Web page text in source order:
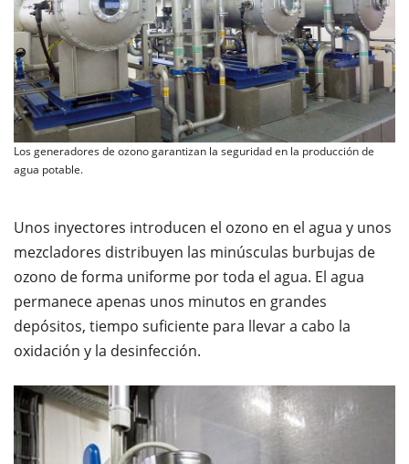
Los generadores de ozono garantizan la seguridad en la producción de
agua potable.
Unos inyectores introducen el ozono en el agua y unos
mezcladores distribuyen las minúsculas burbujas de
ozono de forma uniforme por toda el agua. El agua
permanece apenas unos minutos en grandes
depósitos, tiempo suﬁciente para llevar a cabo la
oxidación y la desinfección.